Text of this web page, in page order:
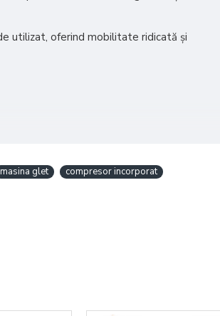
utilizat, oferind mobilitate ridicată și
masina glet
compresor incorporat